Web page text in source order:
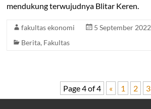
mendukung terwujudnya Blitar Keren.
fakultas ekonomi
5 September 2022
Berita, Fakultas
Page 4 of 4 « 1 2 3